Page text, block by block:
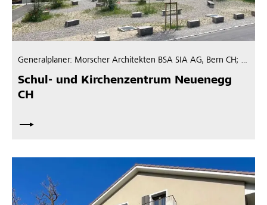
Schul- und Kirchenzentrum Neuenegg
CH
Generalplaner: Morscher Architekten BSA SIA AG, Bern CH; Architekt: Märki Sahli Architekten, Bern CH